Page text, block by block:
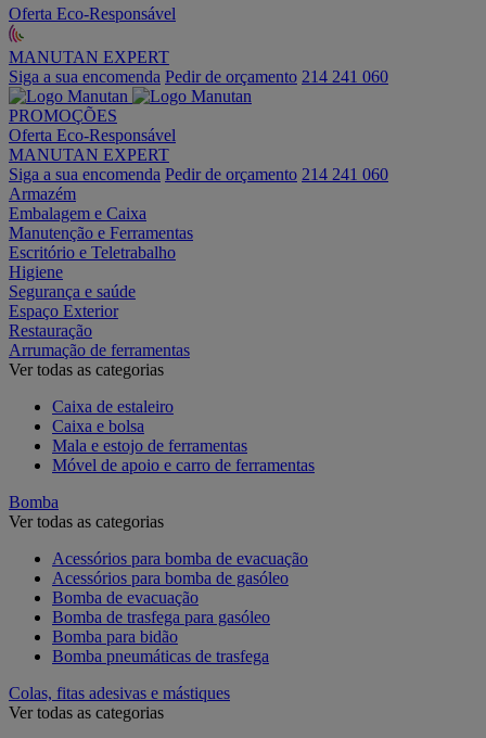
Oferta Eco-Responsável
MANUTAN EXPERT
Siga a sua encomenda Pedir de orçamento 214 241 060
PROMOÇÕES
Oferta Eco-Responsável
MANUTAN EXPERT
Siga a sua encomenda Pedir de orçamento 214 241 060
Armazém
Embalagem e Caixa
Manutenção e Ferramentas
Escritório e Teletrabalho
Higiene
Segurança e saúde
Espaço Exterior
Restauração
Arrumação de ferramentas
Ver todas as categorias
Caixa de estaleiro
Caixa e bolsa
Mala e estojo de ferramentas
Móvel de apoio e carro de ferramentas
Bomba
Ver todas as categorias
Acessórios para bomba de evacuação
Acessórios para bomba de gasóleo
Bomba de evacuação
Bomba de trasfega para gasóleo
Bomba para bidão
Bomba pneumáticas de trasfega
Colas, fitas adesivas e mástiques
Ver todas as categorias